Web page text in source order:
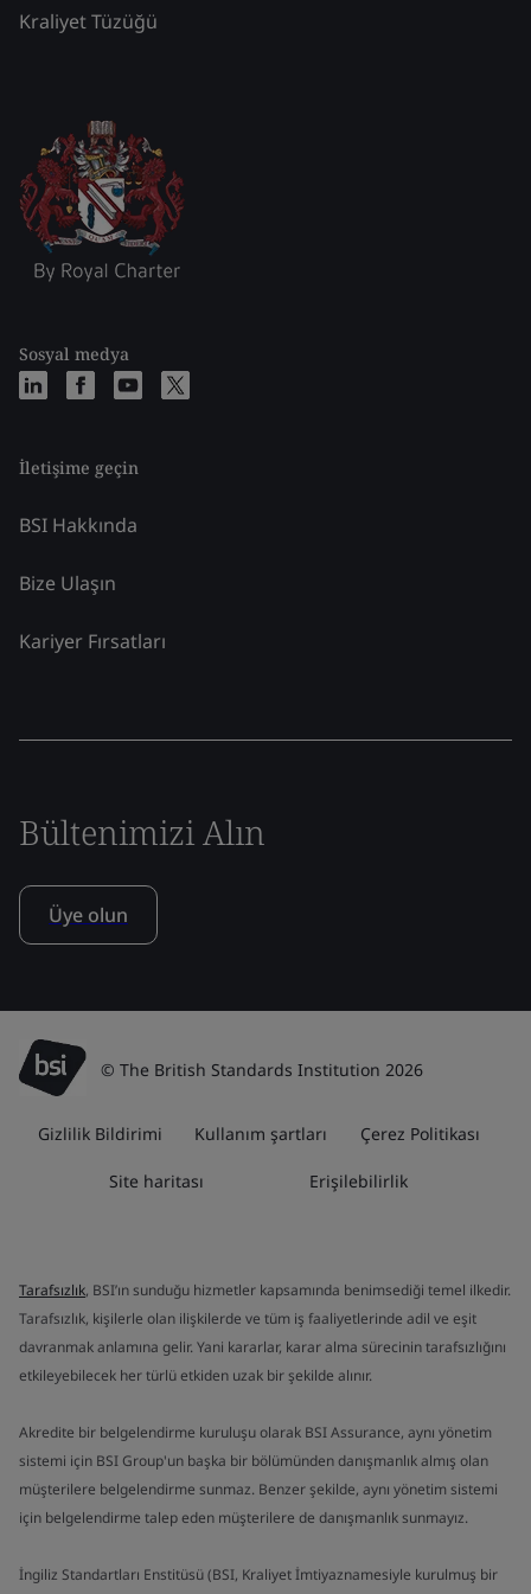
Kraliyet Tüzüğü
Sosyal medya
İletişime geçin
BSI Hakkında
Bize Ulaşın
Kariyer Fırsatları
Bültenimizi Alın
Üye olun
© The British Standards Institution 2026
Gizlilik Bildirimi Kullanım şartları Çerez Politikası
Site haritası Erişilebilirlik
Tarafsızlık, BSI’ın sunduğu hizmetler kapsamında benimsediği temel ilkedir.
Tarafsızlık, kişilerle olan ilişkilerde ve tüm iş faaliyetlerinde adil ve eşit
davranmak anlamına gelir. Yani kararlar, karar alma sürecinin tarafsızlığını
etkileyebilecek her türlü etkiden uzak bir şekilde alınır.
Akredite bir belgelendirme kuruluşu olarak BSI Assurance, aynı yönetim
sistemi için BSI Group'un başka bir bölümünden danışmanlık almış olan
müşterilere belgelendirme sunmaz. Benzer şekilde, aynı yönetim sistemi
için belgelendirme talep eden müşterilere de danışmanlık sunmayız.
İngiliz Standartları Enstitüsü (BSI, Kraliyet İmtiyaznamesiyle kurulmuş bir